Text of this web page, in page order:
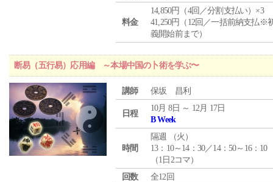
料金
14,850円（4回／分割支払い）×3
41,250円（12回／一括前納支払※
義開始前まで）
断易（五行易）応用編 ～本場中国の卜術を学ぶ〜
講師 保坂 昌利
日程
10月 8日 ～ 12月 17日
B Week
時間
隔週 （火 ）
13：10～14：30／14：50～16：10
（1日2コマ）
回数
全12回